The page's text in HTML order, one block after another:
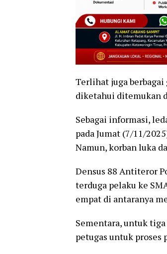
Terlihat juga
diketahui ditemukan
Sebagai informasi,
pada Jumat (7/11/
Namun, korban luka
Densus 88 Antiteror
terduga pelaku ke
empat di antaranya
Sementara, untuk
petugas untuk